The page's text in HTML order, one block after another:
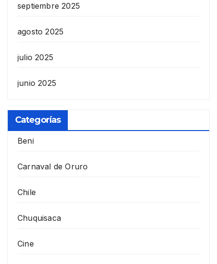
septiembre 2025
agosto 2025
julio 2025
junio 2025
Categorías
Beni
Carnaval de Oruro
Chile
Chuquisaca
Cine